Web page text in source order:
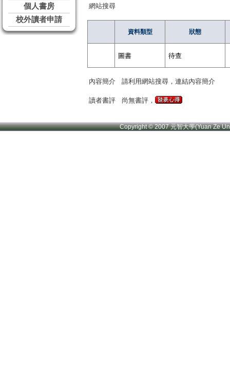
個人書房
校外讀者申請
網站搜尋
資料類型 狀態
圖書 待查
內容簡介 請利用網站搜尋，連結內容簡介
讀者書評 尚無書評，
Copyright © 2007 元智大學(Yuan Ze